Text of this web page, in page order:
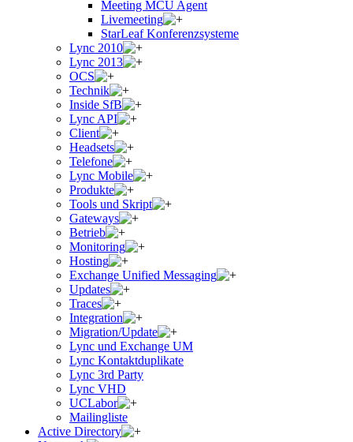
Meeting MCU Agent
Livemeeting
StarLeaf Konferenzsysteme
Lync 2010
Lync 2013
OCS
Technik
Inside SfB
Lync API
Client
Headsets
Telefone
Lync Mobile
Produkte
Tools und Skript
Gateways
Betrieb
Monitoring
Hosting
Exchange Unified Messaging
Updates
Traces
Integration
Migration/Update
Lync und Exchange UM
Lync Kontaktduplikate
Lync 3rd Party
Lync VHD
UCLabor
Mailingliste
Active Directory